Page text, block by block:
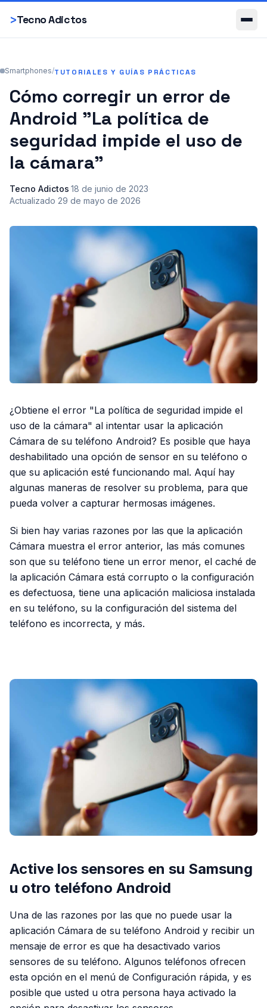
>Tecno Adictos
Smartphones
Smartphones/TUTORIALES Y GUÍAS PRÁCTICAS
Cómo corregir un error de
Android "La política de
seguridad impide el uso de
la cámara"
Tecno Adictos·18 de junio de 2023·
Actualizado 29 de mayo de 2026
¿Obtiene el error "La política de seguridad impide el
uso de la cámara" al intentar usar la aplicación
Cámara de su teléfono Android? Es posible que haya
deshabilitado una opción de sensor en su teléfono o
que su aplicación esté funcionando mal. Aquí hay
algunas maneras de resolver su problema, para que
pueda volver a capturar hermosas imágenes.
Si bien hay varias razones por las que la aplicación
Cámara muestra el error anterior, las más comunes
son que su teléfono tiene un error menor, el caché de
la aplicación Cámara está corrupto o la configuración
es defectuosa, tiene una aplicación maliciosa instalada
en su teléfono, su la configuración del sistema del
teléfono es incorrecta, y más.
Active los sensores en su Samsung
u otro teléfono Android
Una de las razones por las que no puede usar la
aplicación Cámara de su teléfono Android y recibir un
mensaje de error es que ha desactivado varios
sensores de su teléfono. Algunos teléfonos ofrecen
esta opción en el menú de Configuración rápida, y es
posible que usted u otra persona haya activado la